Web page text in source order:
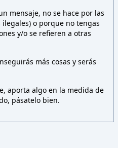
mensaje, no se hace por las
ilegales) o porque no tengas
y/o se refieren a otras
más cosas y serás
aporta algo en la medida de
pásatelo bien.